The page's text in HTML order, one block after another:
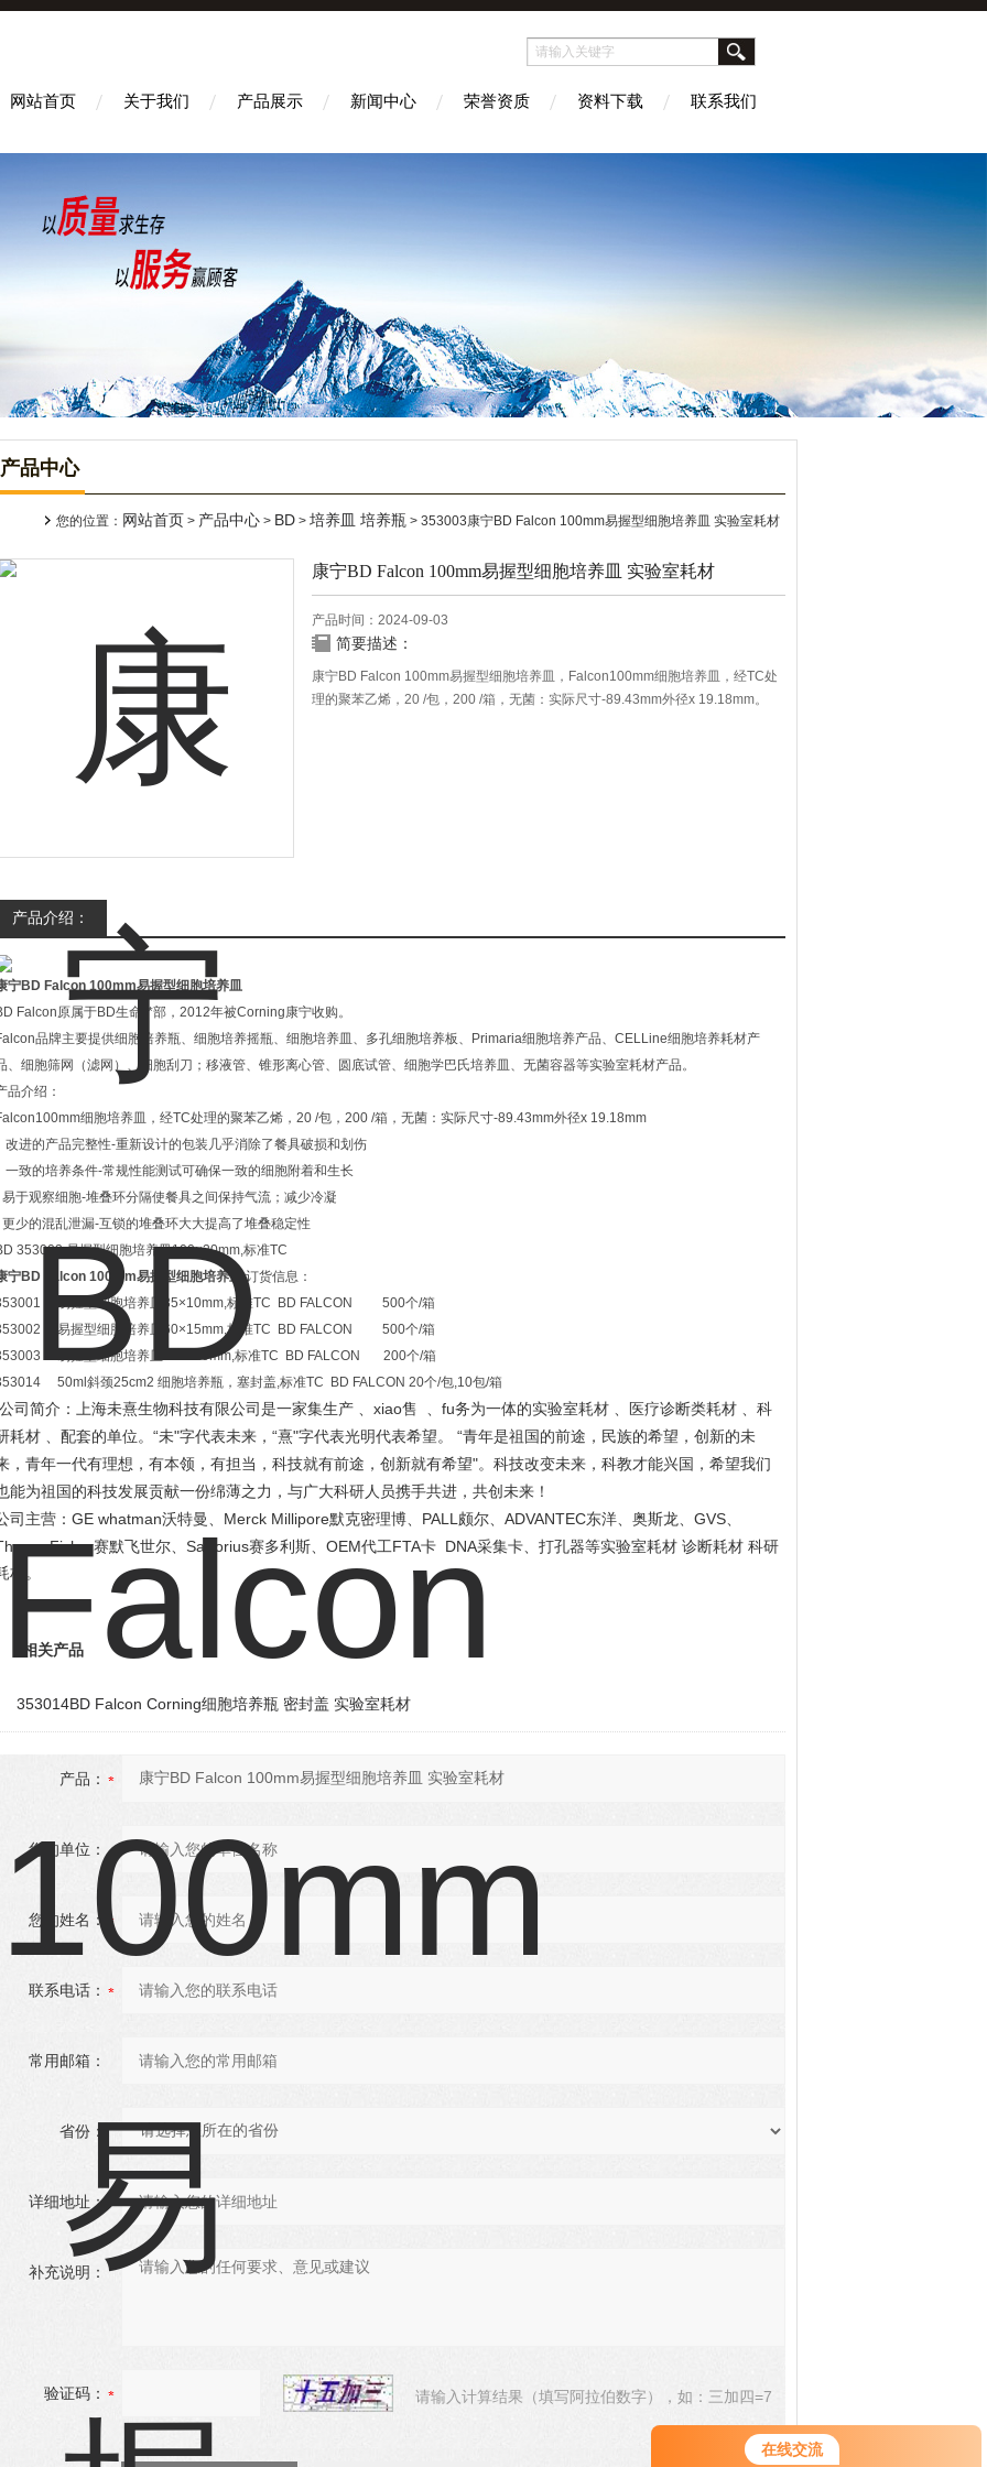
在线交流
网站首页 关于我们 产品展示 新闻中心 荣誉资质 资料下载 联系我们
产品中心
您的位置： 网站首页 > 产品中心 > BD > 培养皿 培养瓶 > 353003康宁BD Falcon 100mm易握型细胞培养皿 实验室耗材
康宁BD Falcon 100mm易握型细胞培养皿 实验室耗材
产品时间：2024-09-03
简要描述：
康宁BD Falcon 100mm易握型细胞培养皿，Falcon100mm细胞培养皿，经TC处
理的聚苯乙烯，20 /包，200 /箱，无菌：实际尺寸-89.43mm外径x 19.18mm。
产品介绍：
宁BD Falcon 100mm易握型细胞培养皿
Falcon原属于BD生命**部，2012年被Corning康宁收购。
品牌主要提供细胞培养瓶、细胞培养摇瓶、细胞培养皿、多孔细胞培养板、Primaria细胞培养产品、CELLine细胞培养耗材产
、细胞筛网（滤网）、细胞刮刀；移液管、锥形离心管、圆底试管、细胞学巴氏培养皿、无菌容器等实验室耗材产品。
品介绍：
细胞培养皿，经TC处理的聚苯乙烯，20 /包，200 /箱，无菌：实际尺寸-89.43mm外径x 19.18mm
改进的产品完整性-重新设计的包装几乎消除了餐具破损和划伤
一致的培养条件-常规性能测试可确保一致的细胞附着和生长
易于观察细胞-堆叠环分隔使餐具之间保持气流；减少冷凝
更少的混乱泄漏-互锁的堆叠环大大提高了堆叠稳定性
353003 易握型细胞培养皿100×20mm,标准TC
宁BD Falcon 100mm易握型细胞培养皿
订货信息：
易握型细胞培养皿35×10mm,标准TC BD FALCON 500个/箱
易握型细胞培养皿60×15mm,标准TC BD FALCON 500个/箱
易握型细胞培养皿100×20mm,标准TC BD FALCON 200个/箱
50ml斜颈25cm2 细胞培养瓶，塞封盖,标准TC BD FALCON 20个/包,10包/箱
公司简介：上海未熹生物科技有限公司是一家集生产 、 xiao售 、 fu务为一体的实验室耗材 、医疗诊断类耗材 、科
耗材 、配套的单位。 “未"字代表未来， “熹"字代表光明代表希望。 “青年是祖国的前途，民族的希望，创新的未
，青年一代有理想，有本领，有担当，科技就有前途，创新就有希望"。科技改变未来，科教才能兴国，希望我们
能为祖国的科技发展贡献一份绵薄之力，与广大科研人员携手共进，共创未来！
司主营： GE whatman沃特曼、 Merck Millipore默克密理博、 PALL 颇尔、 ADVANTEC东洋、奥斯龙、 GVS、
赛默飞世尔、 Sartorius赛多利斯、 OEM代工FTA卡 DNA采集卡、打孔器等实验室耗材 诊断耗材 科研
材。
相关产品
353014BD Falcon Corning细胞培养瓶 密封盖 实验室耗材
产品：
您的单位：
您的姓名：
联系电话：
常用邮箱：
省份：
详细地址：
补充说明：
验证码： 请输入计算结果（填写阿拉伯数字），如：三加四=7